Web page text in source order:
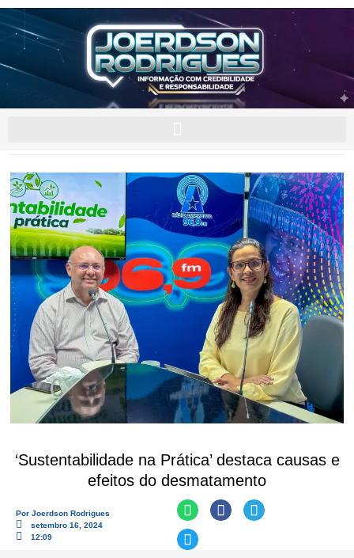
‘Sustentabilidade na Prática’ destaca causas e
efeitos do desmatamento
Por Joerdson Rodrigues
setembro 16, 2024
12:09